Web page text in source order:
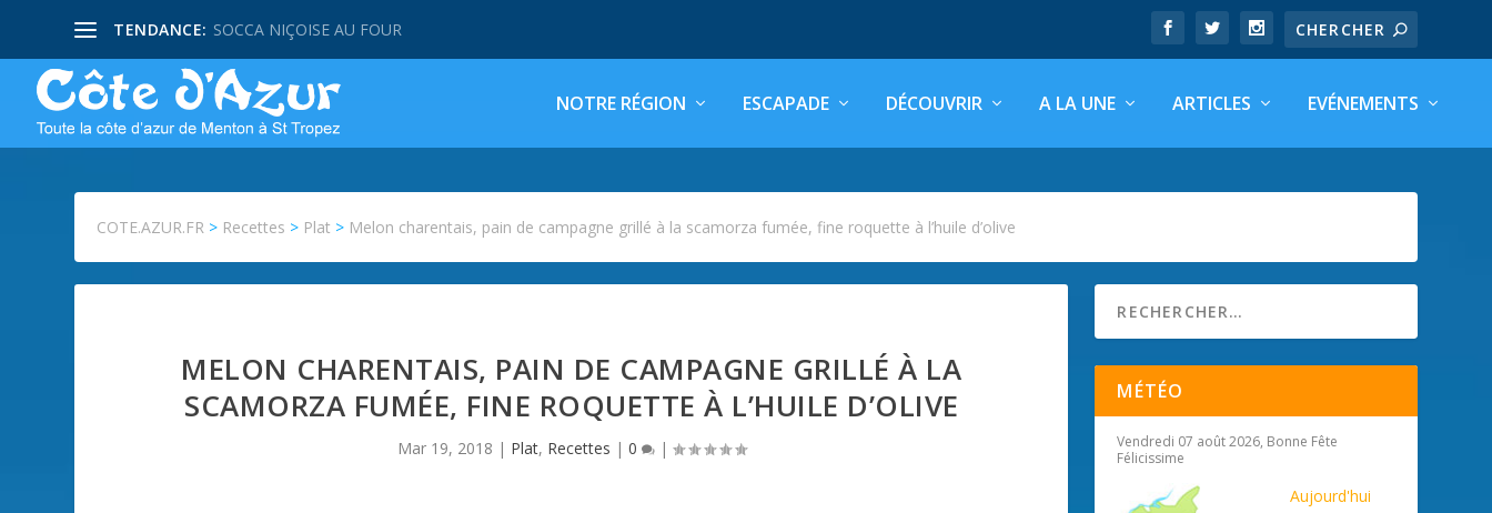
TENDANCE: SOCCA NIÇOISE AU FOUR
NOTRE RÉGION ESCAPADE DÉCOUVRIR A LA UNE ARTICLES EVÉNEMENTS
COTE.AZUR.FR > Recettes > Plat > Melon charentais, pain de campagne grillé à la scamorza fumée, fine roquette à l’huile d’olive
MELON CHARENTAIS, PAIN DE CAMPAGNE GRILLÉ À LA
SCAMORZA FUMÉE, FINE ROQUETTE À L’HUILE D’OLIVE
Mar 19, 2018 | Plat, Recettes | 0 |
MÉTÉO
Vendredi 07 août 2026, Bonne Fête
Félicissime
Aujourd'hui